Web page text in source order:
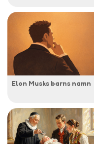
Elon Musks barns namn